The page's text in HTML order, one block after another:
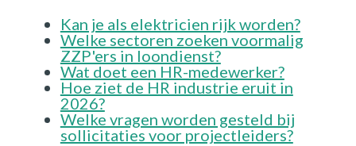
Kan je als elektricien rijk worden?
Welke sectoren zoeken voormalig
ZZP'ers in loondienst?
Wat doet een HR-medewerker?
Hoe ziet de HR industrie eruit in
2026?
Welke vragen worden gesteld bij
sollicitaties voor projectleiders?